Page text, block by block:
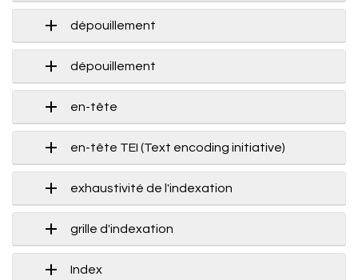
dépouillement
dépouillement
en-tête
en-tête TEI (Text encoding initiative)
exhaustivité de l'indexation
grille d'indexation
Index